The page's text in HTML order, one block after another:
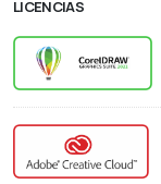
LICENCIAS